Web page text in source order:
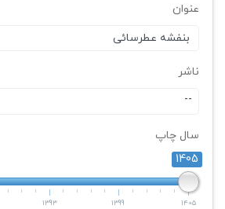
عنوان
ناشر
--
سال چاپ
1405
1393 1399 1405